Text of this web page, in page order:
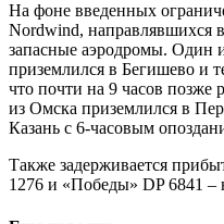
На фоне введенных
Nordwind, направлявшихся
запасные аэродромы. Один
приземлился в Бегишево и
что почти на 9 часов позже
из Омска приземлился в
Казань с 6-часовым
Также задерживается
1276 и «Победы» DP 6841 –